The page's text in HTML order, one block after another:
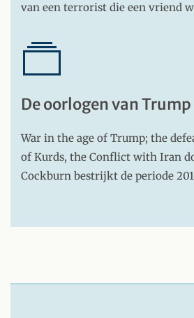
van een terrorist die een vriend
De oorlogen van Trump
War in the age of Trump; the
of Kurds, the Conflict with Iran
Cockburn bestrijkt de periode